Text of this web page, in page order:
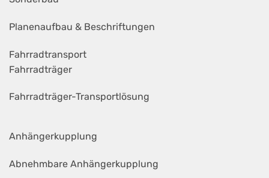
Planenaufbau & Beschriftungen
Fahrradtransport
Fahrradträger
Fahrradträger-Transportlösung
Anhängerkupplung
Abnehmbare Anhängerkupplung